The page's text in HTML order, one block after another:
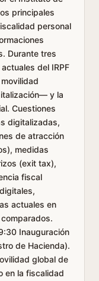
principales
personal
Durante tres
del IRPF
y la
Cuestiones
digitalizadas,
de atracción
medidas
(exit tax),
fiscal
actuales en
Inauguración
de Hacienda).
global de
en la fiscalidad